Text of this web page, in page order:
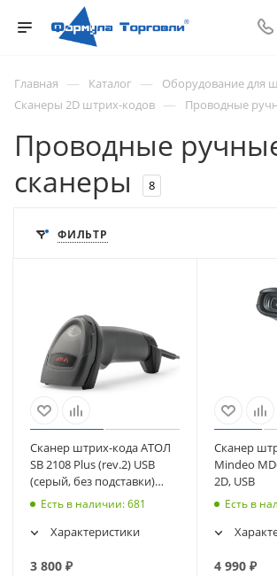
Главная — Каталог — Оборудование для
Сканеры 2D штрих-кодов — Проводные
Проводные
сканеры
8
ФИЛЬТР
Сканер штрих-кода АТОЛ
SB 2108 Plus (rev.2) USB
(серый, без подставки)
(57984)
Есть в наличии: 681
Характеристики
3 800 ₽
Сканер
Mindeo
2D, USB
Есть в
4 990₽